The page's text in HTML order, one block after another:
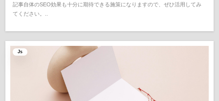
記事自体のSEO効果も十分に期待できる施策になりますので、ぜひ活用してみ
てください。..
Js